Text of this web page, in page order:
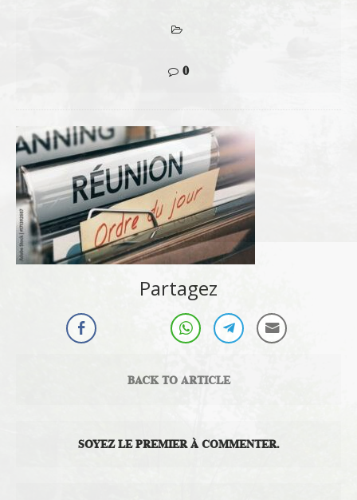
0
Partagez
BACK TO ARTICLE
SOYEZ LE PREMIER À COMMENTER.